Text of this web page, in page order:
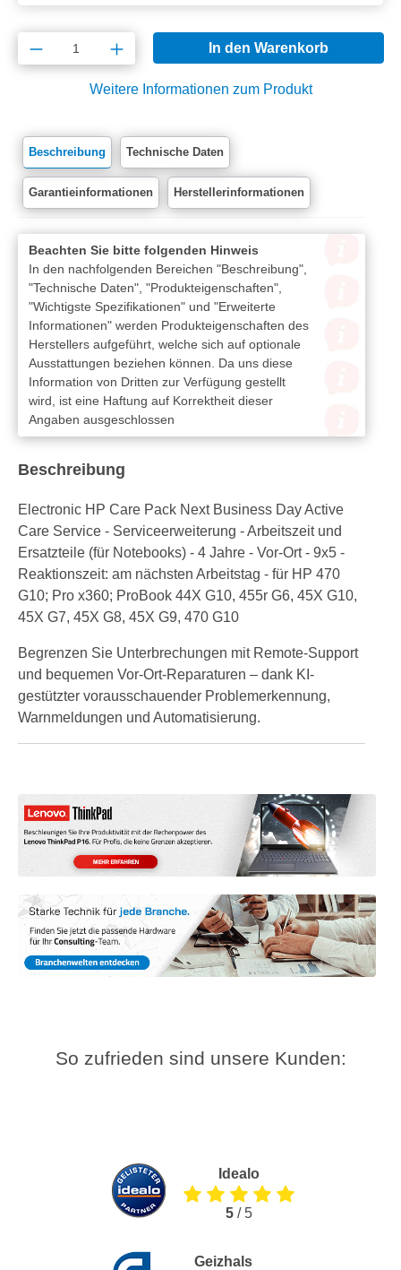
Produkt Anzahl: Gib den gewünschten
In den Warenkorb
Weitere Informationen zum Produkt
Beschreibung Technische Daten
Garantieinformationen Herstellerinformationen
Beachten Sie bitte folgenden Hinweis
In den nachfolgenden Bereichen "Beschreibung",
"Technische Daten", "Produkteigenschaften",
"Wichtigste Spezifikationen" und "Erweiterte
Informationen" werden Produkteigenschaften des
Herstellers aufgeführt, welche sich auf optionale
Ausstattungen beziehen können. Da uns diese
Information von Dritten zur Verfügung gestellt
wird, ist eine Haftung auf Korrektheit dieser
Angaben ausgeschlossen
Beschreibung
Electronic HP Care Pack Next Business Day Active
Care Service - Serviceerweiterung - Arbeitszeit und
Ersatzteile (für Notebooks) - 4 Jahre - Vor-Ort - 9x5 -
Reaktionszeit: am nächsten Arbeitstag - für HP 470
G10; Pro x360; ProBook 44X G10, 455r G6, 45X G10,
45X G7, 45X G8, 45X G9, 470 G10
Begrenzen Sie Unterbrechungen mit Remote-Support
und bequemen Vor-Ort-Reparaturen – dank KI-
gestützter vorausschauender Problemerkennung,
Warnmeldungen und Automatisierung.
So zufrieden sind unsere Kunden:
Idealo
5/ 5
Geizhals